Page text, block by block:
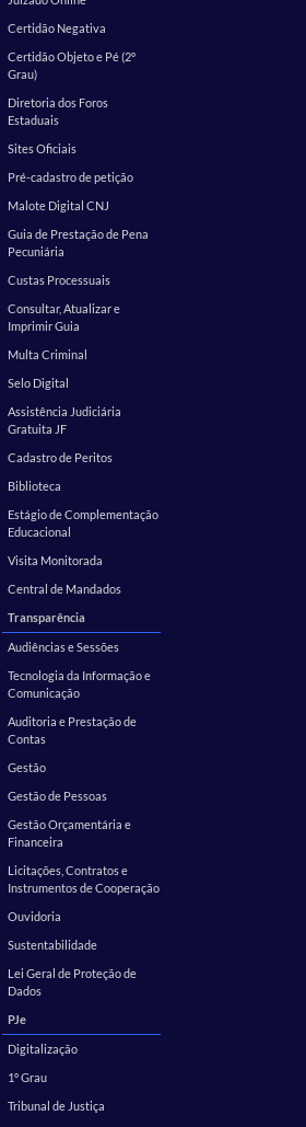
Certidão Negativa
Certidão Objeto e Pé (2º
Grau)
Diretoria dos Foros
Estaduais
Sites Oficiais
Pré-cadastro de petição
Malote Digital CNJ
Guia de Prestação de Pena
Pecuniária
Custas Processuais
Consultar, Atualizar e
Imprimir Guia
Multa Criminal
Selo Digital
Assistência Judiciária
Gratuita JF
Cadastro de Peritos
Biblioteca
Estágio de Complementação
Educacional
Visita Monitorada
Central de Mandados
Transparência
Audiências e Sessões
Tecnologia da Informação e
Comunicação
Auditoria e Prestação de
Contas
Gestão
Gestão de Pessoas
Gestão Orçamentária e
Financeira
Licitações, Contratos e
Instrumentos de Cooperação
Ouvidoria
Sustentabilidade
Lei Geral de Proteção de
Dados
PJe
Digitalização
1º Grau
Tribunal de Justiça